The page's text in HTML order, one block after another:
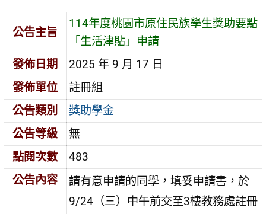
公告主旨
114年度桃園市原住民族學生獎助要點
「生活津貼」申請
發佈日期
2025 年 9 月 17 日
發佈單位
註冊組
公告類別
獎助學金
公告等級
無
點閱次數
483
公告內容
請有意申請的同學，填妥申請書，於
9/24（三）中午前交至3樓教務處註冊